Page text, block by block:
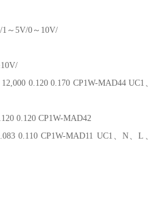
～5V/0～10V/
0.120 0.170 CP1W-MAD44 UC1、
0.120 CP1W-MAD42
0.110 CP1W-MAD11 UC1、N、L、